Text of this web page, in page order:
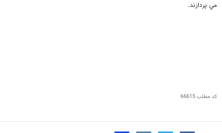
مي پردازند.
کد مطلب66615